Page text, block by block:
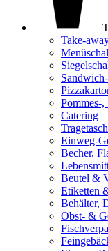
Take-
Pommes-,
Catering
Einweg-
Becher,
Beutel &
Etiketten
Behälter,
Obst- &